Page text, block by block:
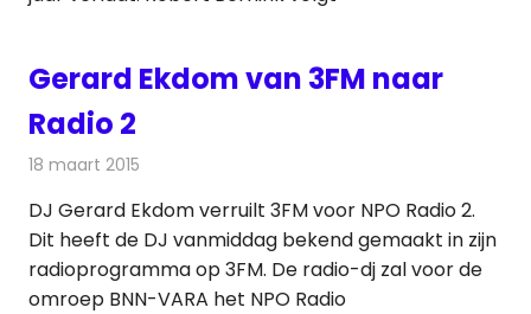
Gerard Ekdom van 3FM naar
Radio 2
18 maart 2015
DJ Gerard Ekdom verruilt 3FM voor NPO Radio 2.
Dit heeft de DJ vanmiddag bekend gemaakt in zijn
radioprogramma op 3FM. De radio-dj zal voor de
omroep BNN-VARA het NPO Radio